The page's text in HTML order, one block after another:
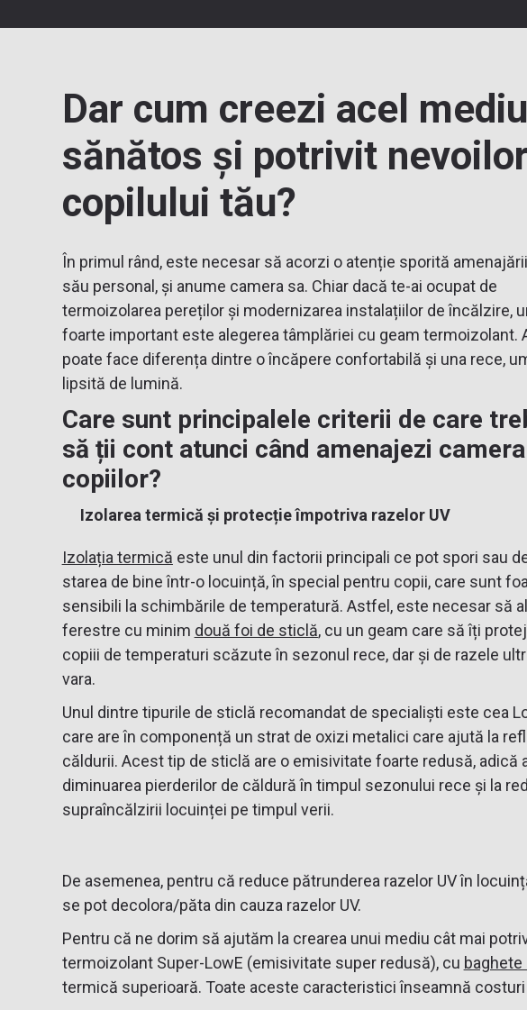
Dar cum creezi acel mediu
sănătos și potrivit nevoilor
copilului tău?
În primul rând, este necesar să acorzi o atenție sporită
său personal, și anume camera sa. Chiar dacă te-ai ocupat de
termoizolarea pereților și modernizarea instalațiilor de încălzire,
foarte important este alegerea tâmplăriei cu geam termoizolant.
poate face diferența dintre o încăpere confortabilă și una rece,
lipsită de lumină.
Care sunt principalele criterii de care
să ții cont atunci când amenajezi camera
copiilor?
Izolarea termică și protecție împotriva razelor UV
Izolația termică este unul din factorii principali ce pot spori sau
starea de bine într-o locuință, în special pentru copii, care sunt
sensibili la schimbările de temperatură. Astfel, este necesar să
ferestre cu minim două foi de sticlă, cu un geam care să îți
copiii de temperaturi scăzute în sezonul rece, dar și de razele
vara.
Unul dintre tipurile de sticlă recomandat de specialiști este cea
care are în componență un strat de oxizi metalici care ajută la
căldurii. Acest tip de sticlă are o emisivitate foarte redusă, adică
diminuarea pierderilor de căldură în timpul sezonului rece și la
supraîncălzirii locuinței pe timpul verii.
De asemenea, pentru că reduce pătrunderea razelor UV în
se pot decolora/păta din cauza razelor UV.
Pentru că ne dorim să ajutăm la crearea unui mediu cât mai
termoizolant Super-LowE (emisivitate super redusă), cu
termică superioară. Toate aceste caracteristici înseamnă